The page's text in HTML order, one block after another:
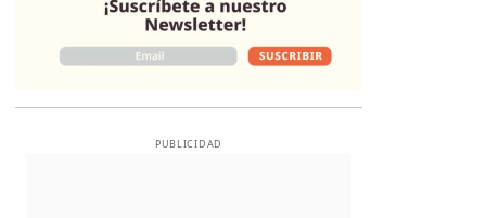
PUBLICIDAD